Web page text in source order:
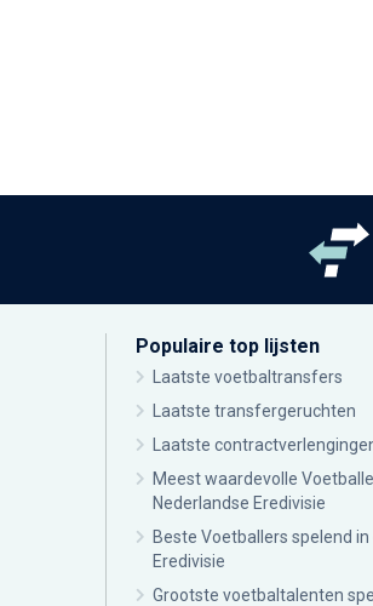
Populaire top lijsten
Laatste voetbaltransfers
Laatste transfergeruchten
Laatste
Meest waardevolle
Nederlandse Eredivisie
Beste Voetballers spelend
Eredivisie
Grootste voetbaltalenten